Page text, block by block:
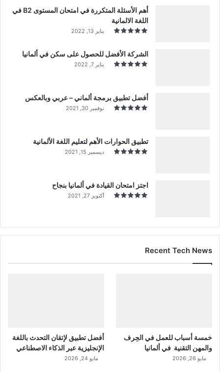
أهم الأسئلة المتكررة في امتحان المستوى B2 في
اللغة الالمانية
يناير 13, 2022
الشركة الأفضل للحصول على سكن في ألمانيا
يناير 7, 2022
أفضل تطبيق برمجة ألماني – عربي وبالعكس
نوفمبر 30, 2021
تطبيق الحوارات الأهم لتعليم اللغة الألمانية
ديسمبر 15, 2021
اجتز امتحان القيادة في ألمانيا بنجاح
أكتوبر 27, 2021
Recent Tech News
خمسة أسباب للعمل في الحِرف
والمهن التقنية في ألمانيا
مايو 26, 2026
أفضل تطبيق لإتقان التحدث باللغة
الإنجليزية عبر الذكاء الاصطناعي
مايو 24, 2026